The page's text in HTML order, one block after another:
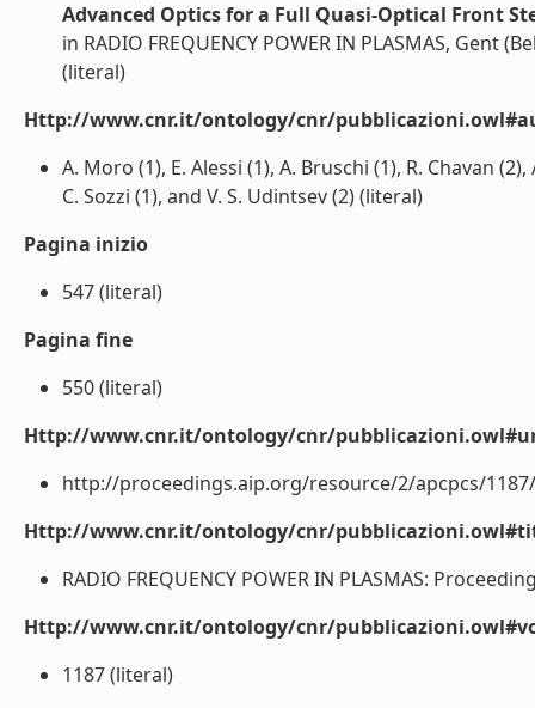
Advanced Optics for a Full Quasi-Optical Front
in RADIO FREQUENCY POWER IN PLASMAS, Gent
(literal)
Http://www.cnr.it/ontology/cnr/
A. Moro (1), E. Alessi (1), A. Bruschi (1), R. Chavan
C. Sozzi (1), and V. S. Udintsev (2) (literal)
Pagina inizio
547 (literal)
Pagina fine
550 (literal)
Http://www.cnr.it/ontology/cnr/
http://proceedings.aip.org/resource/2/apcpcs/
Http://www.cnr.it/ontology/cnr/
RADIO FREQUENCY POWER IN PLASMAS:
Http://www.cnr.it/ontology/cnr/
1187 (literal)